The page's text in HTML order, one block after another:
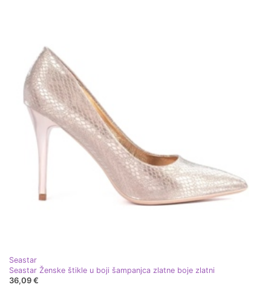
Seastar
Seastar Ženske štikle u boji šampanjca zlatne boje zlatni
36,09 €